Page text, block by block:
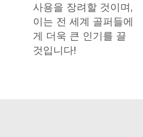
사용을 장려할 것이며,
이는 전 세계 골퍼들에
게 더욱 큰 인기를 끌
것입니다!